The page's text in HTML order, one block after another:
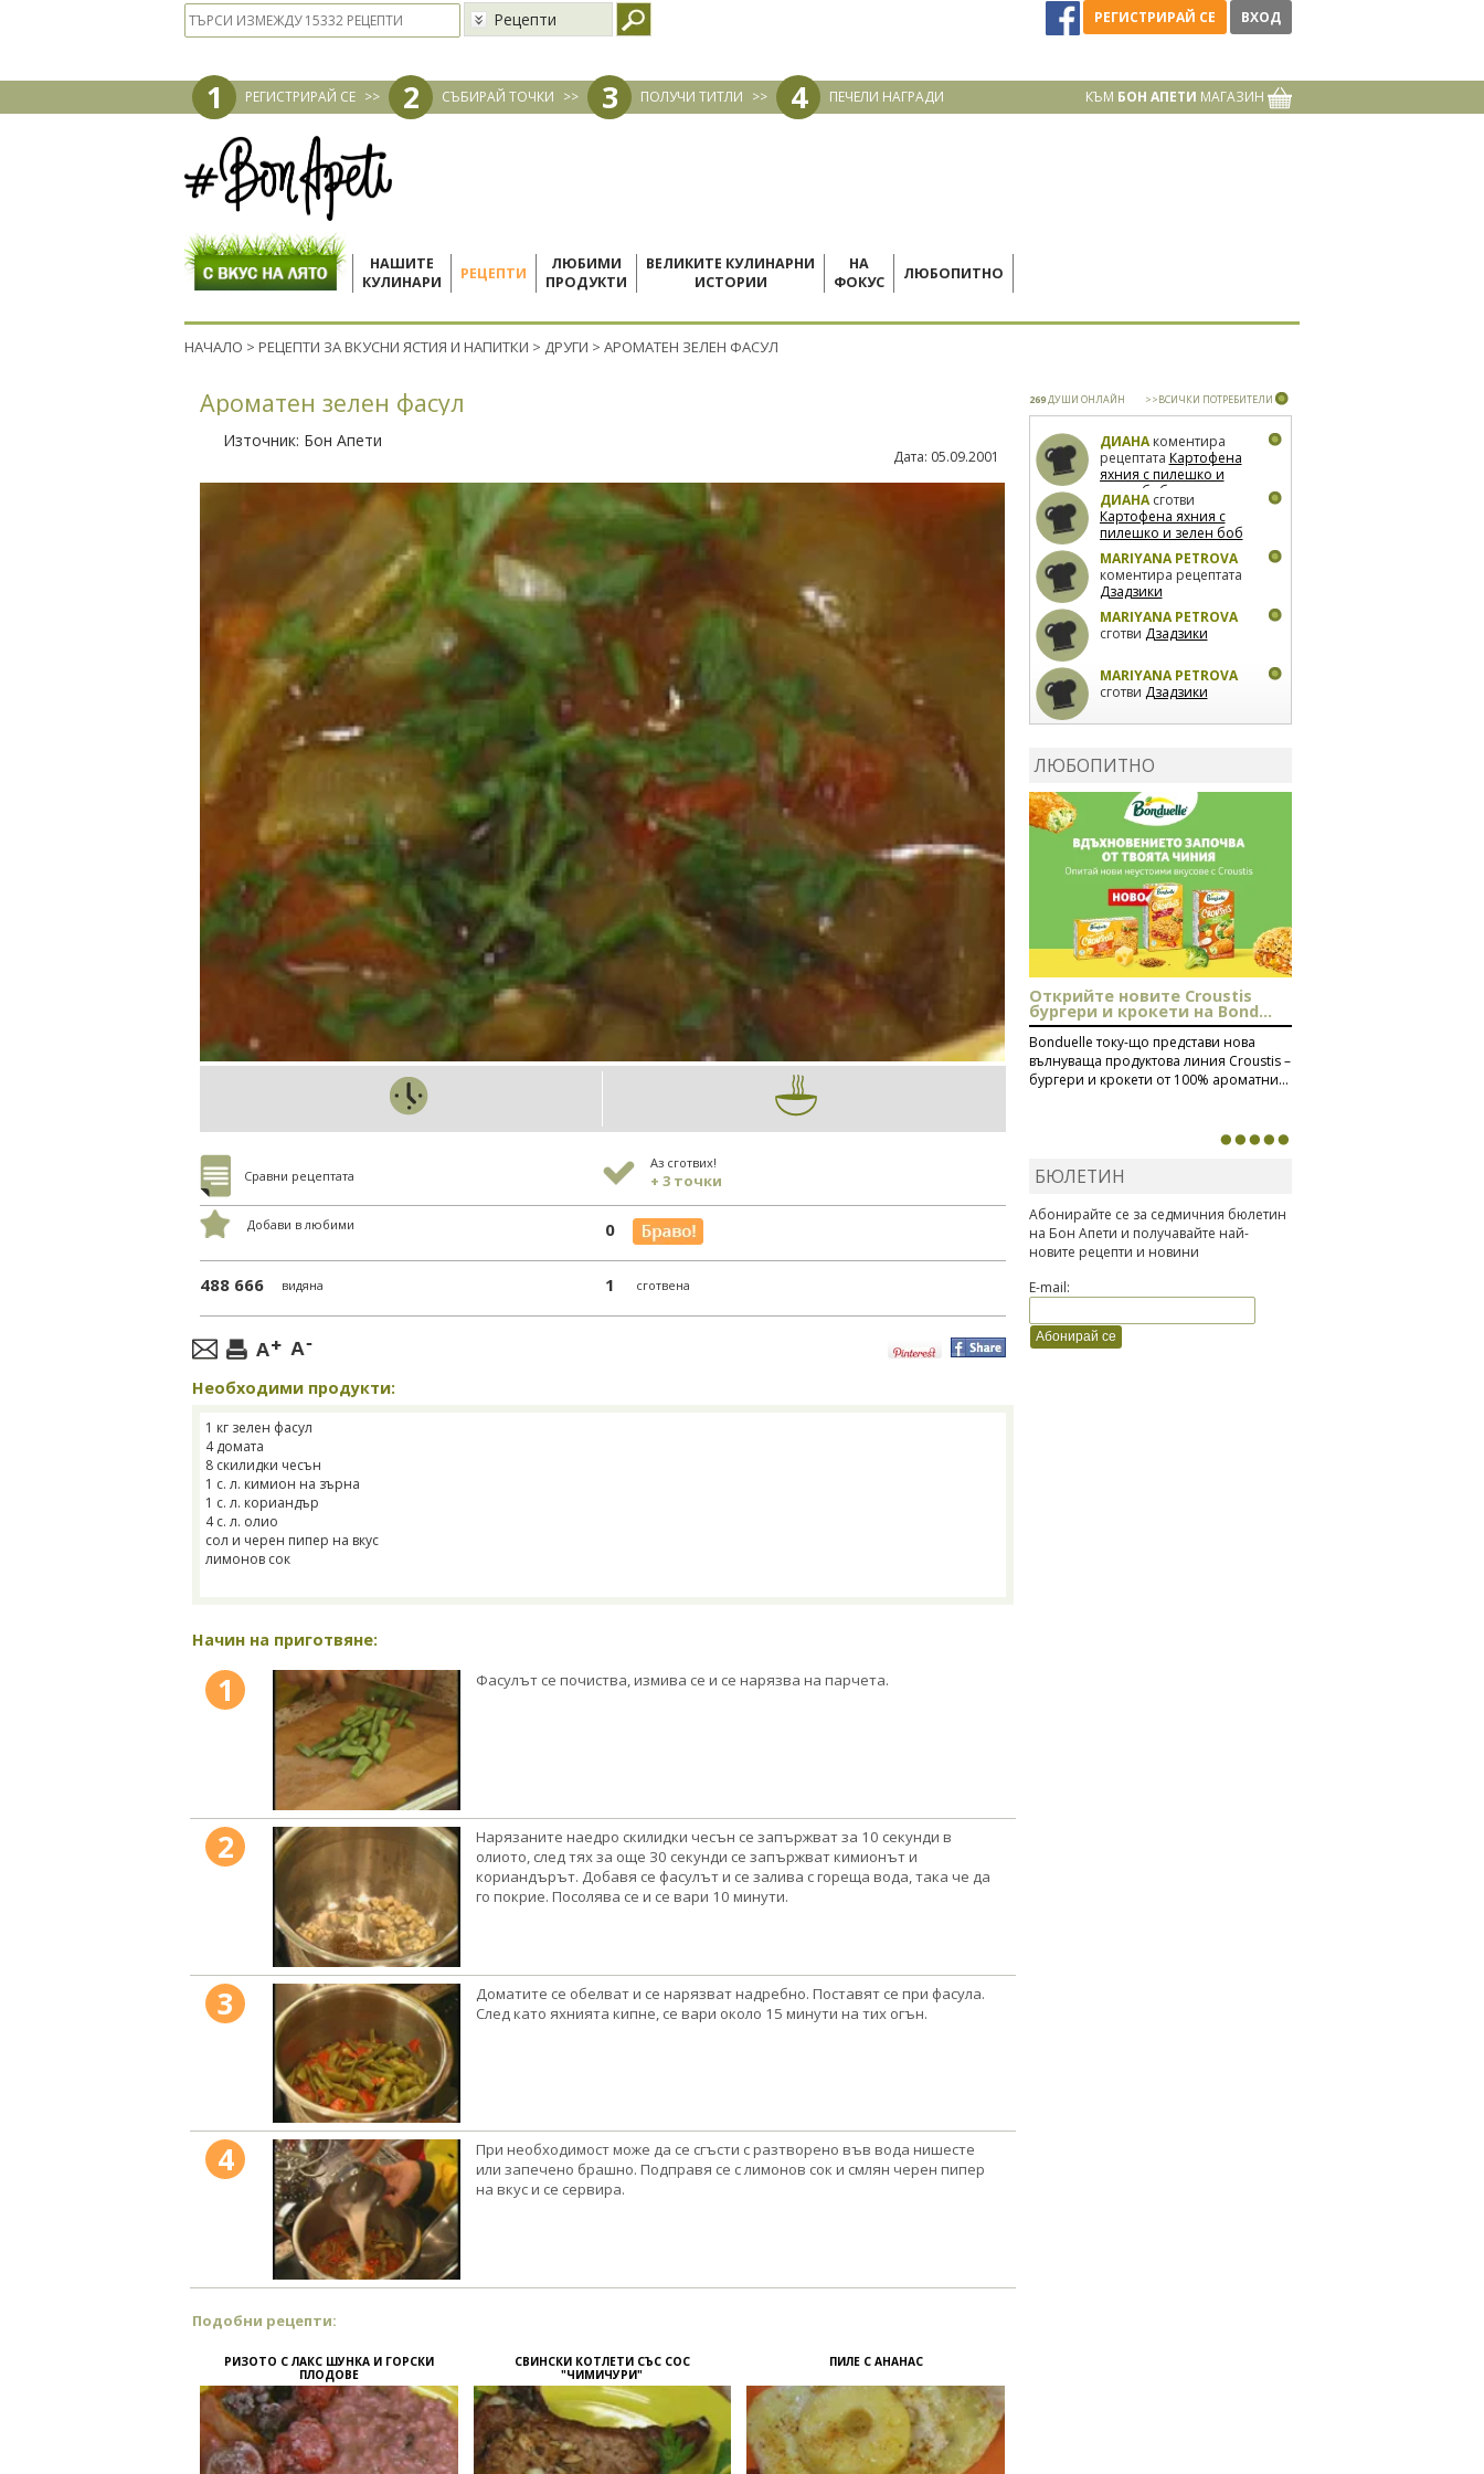
Рецепти РЕГИСТРИРАЙ СЕ ВХОД
1 РЕГИСТРИРАЙ СЕ >> 2 СЪБИРАЙ ТОЧКИ >> 3 ПОЛУЧИ ТИТЛИ >> 4 ПЕЧЕЛИ НАГРАДИ КЪМ БОН АПЕТИ МАГАЗИН
НАШИТЕ
КУЛИНАРИ
РЕЦЕПТИ
ЛЮБИМИ
ПРОДУКТИ
ВЕЛИКИТЕ КУЛИНАРНИ
ИСТОРИИ
НА
ФОКУС
ЛЮБОПИТНО
НАЧАЛО > РЕЦЕПТИ ЗА ВКУСНИ ЯСТИЯ И НАПИТКИ > ДРУГИ > АРОМАТЕН ЗЕЛЕН ФАСУЛ
Ароматен зелен фасул
Източник: Бон Апети
Дата: 05.09.2001
Сравни рецептата
Аз сготвих!
+ 3 точки
Добави в любими 0
488 666 видяна 1 сготвена
Необходими продукти:
1 кг зелен фасул
4 домата
8 скилидки чесън
1 с. л. кимион на зърна
1 с. л. кориандър
4 с. л. олио
сол и черен пипер на вкус
лимонов сок
Начин на приготвяне:
1 Фасулът се почиства, измива се и се нарязва на парчета.
2
Нарязаните наедро скилидки чесън се запържват за 10 секунди в
олиото, след тях за още 30 секунди се запържват кимионът и
кориандърът. Добавя се фасулът и се залива с гореща вода, така че да
го покрие. Посолява се и се вари 10 минути.
3
Доматите се обелват и се нарязват надребно. Поставят се при фасула.
След като яхнията кипне, се вари около 15 минути на тих огън.
4
При необходимост може да се сгъсти с разтворено във вода нишесте
или запечено брашно. Подправя се с лимонов сок и смлян черен пипер
на вкус и се сервира.
Подобни рецепти:
РИЗОТО С ЛАКС ШУНКА И ГОРСКИ
ПЛОДОВЕ
СВИНСКИ КОТЛЕТИ СЪС СОС
"ЧИМИЧУРИ"
ПИЛЕ С АНАНАС
269ДУШИ ОНЛАЙН >>ВСИЧКИ ПОТРЕБИТЕЛИ
ДИАНАкоментира
рецептата Картофена
яхния с пилешко и
зелен боб
ДИАНАсготви
Картофена яхния с
пилешко и зелен боб
MARIYANA PETROVA
коментира рецептата
Дзадзики
MARIYANA PETROVA
сготви Дзадзики
MARIYANA PETROVA
сготви Дзадзики
фурна
КАРДАШЕВ
коментира
рецептатаСвински
ребра с печени
картофи
ЛЮБОПИТНО
Открийте новите Croustis
бургери и крокети на Bond...
Bonduelle току-що представи нова
вълнуваща продуктова линия Croustis –
бургери и крокети от 100% ароматни...
БЮЛЕТИН
Абонирайте се за седмичния бюлетин
на Бон Апети и получавайте най-
новите рецепти и новини
E-mail: